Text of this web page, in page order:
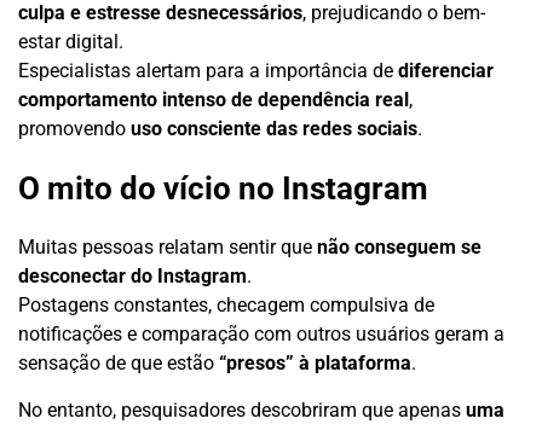
culpa e estresse desnecessários, prejudicando o bem-
estar digital.
Especialistas alertam para a importância de diferenciar
comportamento intenso de dependência real ,
promovendo uso consciente das redes sociais.
O mito do vício no Instagram
Muitas pessoas relatam sentir que não conseguem se
desconectar do Instagram.
Postagens constantes, checagem compulsiva de
notificações e comparação com outros usuários geram a
sensação de que estão “presos” à plataforma.
No entanto, pesquisadores descobriram que apenas uma